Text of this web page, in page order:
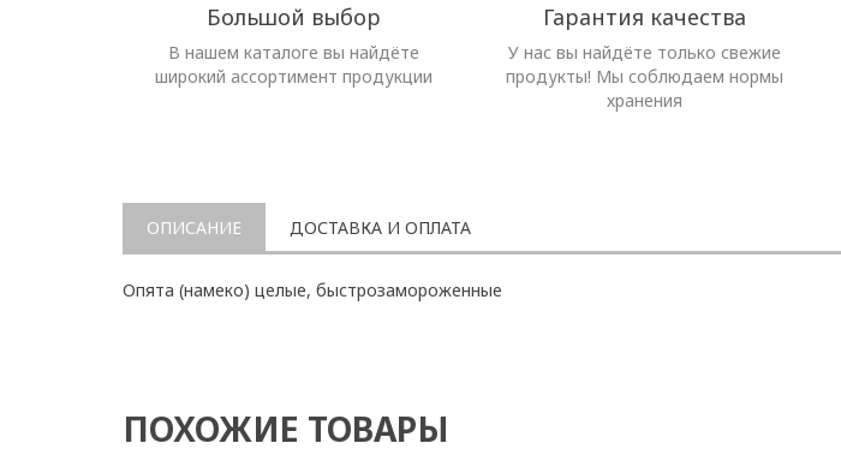
Большой выбор
В нашем каталоге вы найдёте
широкий ассортимент продукции
Гарантия качества
У нас вы найдёте только свежие
продукты! Мы соблюдаем нормы
хранения
ОПИСАНИЕ ДОСТАВКА И ОПЛАТА
Опята (намеко) целые, быстрозамороженные
ПОХОЖИЕ ТОВАРЫ